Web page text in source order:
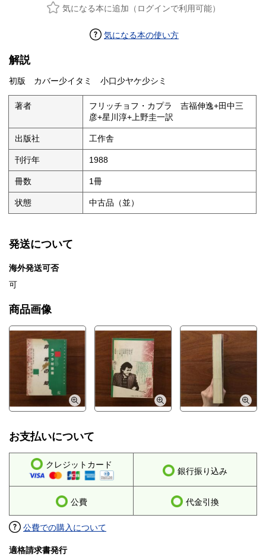
気になる本に追加（ログインで利用可能）
気になる本の使い方
解説
初版 カバー少イタミ 小口少ヤケ少シミ
著者
フリッチョフ・カプラ 吉福伸逸+田中三
彦+星川淳+上野圭一訳
出版社 工作舎
刊行年 1988
冊数 1冊
状態 中古品（並）
発送について
海外発送可否
可
商品画像
お支払いについて
クレジットカード
銀行振り込み
公費 代金引換
公費での購入について
適格請求書発行